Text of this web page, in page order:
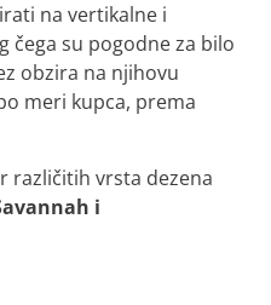
na vertikalne i
čega su pogodne za bilo
obzira na njihovu
meri kupca, prema
različitih vrsta dezena
i